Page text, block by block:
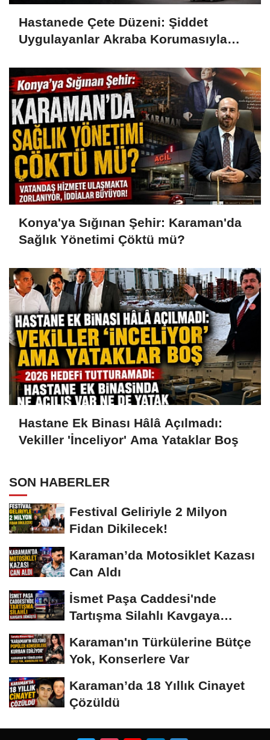
Hastanede Çete Düzeni: Şiddet
Uygulayanlar Akraba Korumasıyla
Konya'ya Sığınan Şehir: Karaman'da
Sağlık Yönetimi Çöktü mü?
Hastane Ek Binası Hâlâ Açılmadı:
Vekiller 'İnceliyor' Ama Yataklar Boş
SON HABERLER
Festival Geliriyle 2 Milyon
Fidan Dikilecek!
Karaman’da Motosiklet Kazası
Can Aldı
İsmet Paşa Caddesi'nde
Tartışma Silahlı Kavgaya
Karaman'ın Türkülerine Bütçe
Yok, Konserlere Var
Karaman’da 18 Yıllık Cinayet
Çözüldü